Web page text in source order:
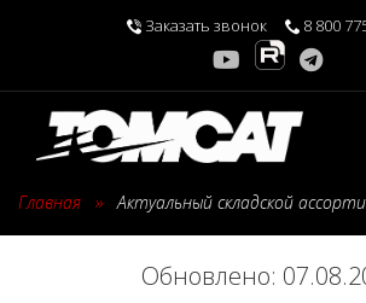
Заказать звонок 8 800
Главная › Актуальный складской
Обновлено: